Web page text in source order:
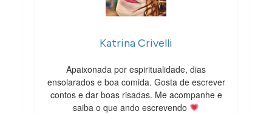
Katrina Crivelli
Apaixonada por espiritualidade, dias
ensolarados e boa comida. Gosta de escrever
contos e dar boas risadas. Me acompanhe e
saiba o que ando escrevendo